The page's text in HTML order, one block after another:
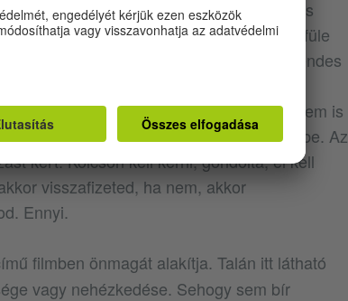
szerepet, Ulli Lommel viszont sajnos
a célzásokat is elegánsan elengedi a füle
nem tudott még megírni egy rendes
Az volt a véleménye, hogy nem lehet
filmbizottság majd finanszírozzon. Ez nem is
filmjének forgatókönyvét nem nyújtotta be. Az
kért. Kölcsön kell kérni, gondolta, el kell
visszafizeted, ha nem, akkor
Ennyi.
filmben önmagát alakítja. Talán itt látható
vagy nehézkedése. Sehogy sem bír